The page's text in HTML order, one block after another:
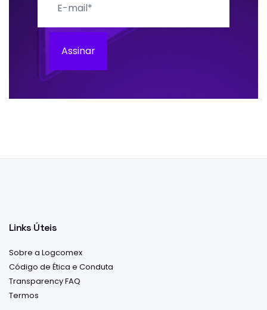
Assinar
Links Úteis
Sobre a Logcomex
Código de Ética e Conduta
Transparency FAQ
Termos